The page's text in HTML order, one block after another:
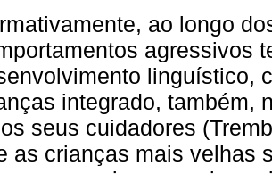
ao longo
agressivos
linguístico,
integrado, também,
seus cuidadores
as crianças mais velhas